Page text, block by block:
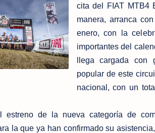
cita del FIAT MTB4
manera, arranca
enero, con la
importantes del
llega cargada con
popular de este
nacional, con un
de la nueva categoría de
la que ya han confirmado su